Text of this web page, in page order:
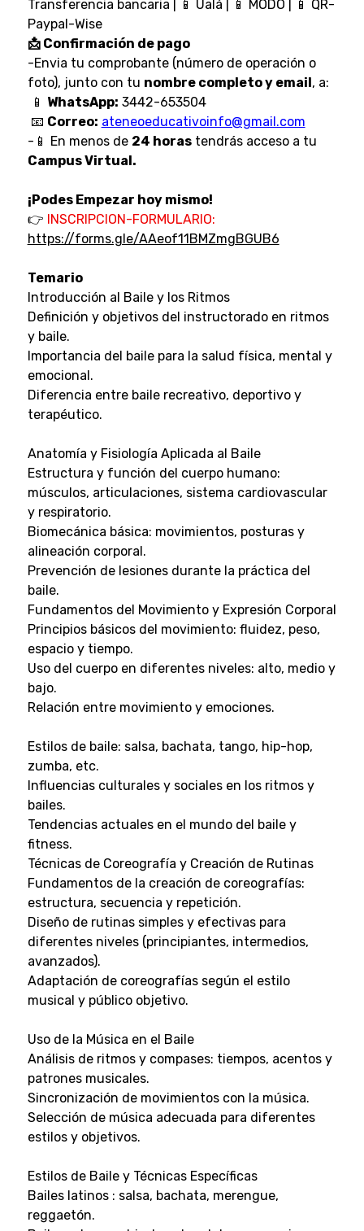
Transferencia bancaria | 📱 Ualá | 📱 MODO | 📱 QR-
Paypal-Wise
📩 Confirmación de pago
-Envia tu comprobante (número de operación o
foto), junto con tu nombre completo y email, a:
📱 WhatsApp: 3442-653504
📧 Correo: ateneoeducativoinfo@gmail.com
-📱 En menos de 24 horastendrás acceso a tu
Campus Virtual.
¡Podes Empezar hoy mismo!
👉 INSCRIPCION-FORMULARIO:
https://forms.gle/AAeof11BMZmgBGUB6
Temario
Introducción al Baile y los Ritmos
Definición y objetivos del instructorado en ritmos
y baile.
Importancia del baile para la salud física, mental y
emocional.
Diferencia entre baile recreativo, deportivo y
terapéutico.
Anatomía y Fisiología Aplicada al Baile
Estructura y función del cuerpo humano:
músculos, articulaciones, sistema cardiovascular
y respiratorio.
Biomecánica básica: movimientos, posturas y
alineación corporal.
Prevención de lesiones durante la práctica del
baile.
Fundamentos del Movimiento y Expresión Corporal
Principios básicos del movimiento: fluidez, peso,
espacio y tiempo.
Uso del cuerpo en diferentes niveles: alto, medio y
bajo.
Relación entre movimiento y emociones.
Estilos de baile: salsa, bachata, tango, hip-hop,
zumba, etc.
Influencias culturales y sociales en los ritmos y
bailes.
Tendencias actuales en el mundo del baile y
fitness.
Técnicas de Coreografía y Creación de Rutinas
Fundamentos de la creación de coreografías:
estructura, secuencia y repetición.
Diseño de rutinas simples y efectivas para
diferentes niveles (principiantes, intermedios,
avanzados).
Adaptación de coreografías según el estilo
musical y público objetivo.
Uso de la Música en el Baile
Análisis de ritmos y compases: tiempos, acentos y
patrones musicales.
Sincronización de movimientos con la música.
Selección de música adecuada para diferentes
estilos y objetivos.
Estilos de Baile y Técnicas Específicas
Bailes latinos : salsa, bachata, merengue,
reggaetón.